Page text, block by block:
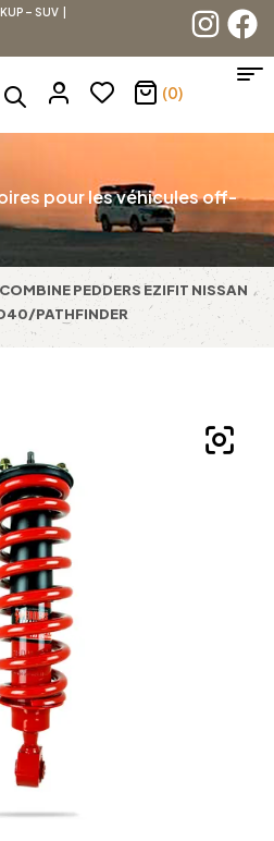
– SUV |
(0)
pour les véhicules off-
PEDDERS EZIFIT NISSAN
PATHFINDER